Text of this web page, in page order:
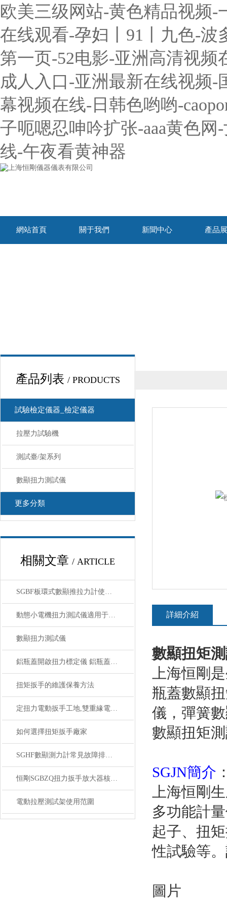
欧美三级网站-黄色精品视频-
在线观看-孕妇丨91丨九色-
第一页-52电影-亚洲高清视
成人入口-亚洲最新在线视频-
幕视频在线-日韩色哟哟-
子呃嗯忍呻吟扩张-aaa黄色
线-午夜看黄神器
網站首頁 關于我們 新聞中心 產品
產品列表 / PRODUCTS
試驗檢定儀器_檢定儀器
拉壓力試驗機
測試臺/架系列
數顯扭力測試儀
更多分類
相關文章 / ARTICLE
SGBF板環式數顯推拉力計使用前核心注意事項
動態小電機扭力測試儀適用于高轉速或負載變化專用
數顯扭力測試儀
鋁瓶蓋開啟扭力標定儀 鋁瓶蓋數顯扭力測試儀 電子扭矩測試儀
扭矩扳手的維護保養方法
定扭力電動扳手工地,雙重緣電動定扭力扳手SGDD
如何選擇扭矩扳手廠家
SGHF數顯測力計常見故障排查與解決辦法
恒剛SGBZQ扭力扳手放大器核心技術與性能解析
電動拉壓測試架使用范圍
詳細介紹
數顯扭矩
上海恒剛
瓶蓋數顯扭
儀，彈
數顯扭矩測試
SGJN簡介
上海恒剛
多功能計量
起子、扭
性試驗等。
圖片